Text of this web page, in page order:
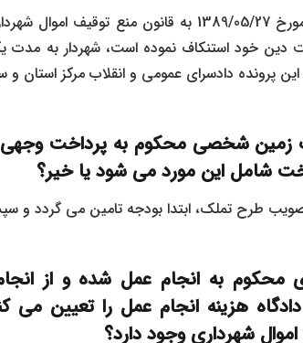
به موجب تبصره 3 الحاقی مورخ 1389/05/27 به
دین خود استنکاف نموده است، شهردار به
دادسرای عمومی و انقلاب مرکز استان و سپس
زمین شخصی محکوم به پرداخت
شامل این مورد می‌ شود یا خیر؟
تصویب طرح تملک، ابتدا بودجه تامین می ‌گردد
محکوم به انجام عمل شده و از
هزینه انجام عمل را تعیین می
اموال شهرداری وجود دارد؟